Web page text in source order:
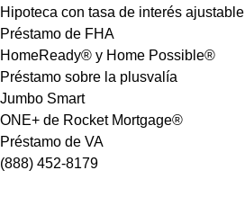
Hipoteca con tasa de interés ajustable
Préstamo de FHA
HomeReady® y Home Possible®
Préstamo sobre la plusvalía
Jumbo Smart
ONE+ de Rocket Mortgage®
Préstamo de VA
(888) 452-8179